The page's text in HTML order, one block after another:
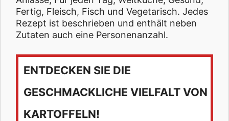
Fertig, Fleisch, Fisch und Vegetarisch. Jedes
Rezept ist beschrieben und enthält neben
Zutaten auch eine Personenanzahl.
ENTDECKEN SIE DIE
GESCHMACKLICHE VIELFALT VON
KARTOFFELN!